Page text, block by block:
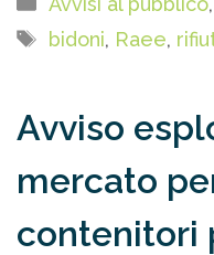
Tag
bidoni, Raee,
Avviso
mercato
contenitori